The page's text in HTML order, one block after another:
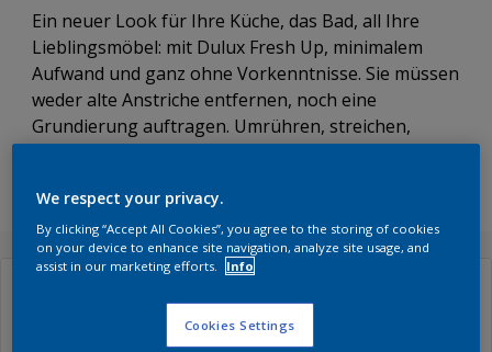
Ein neuer Look für Ihre Küche, das Bad, all Ihre
Lieblingsmöbel: mit Dulux Fresh Up, minimalem
Aufwand und ganz ohne Vorkenntnisse. Sie müssen
weder alte Anstriche entfernen, noch eine
Grundierung auftragen. Umrühren, streichen,
We respect your privacy.
By clicking “Accept All Cookies”, you agree to the storing of cookies
on your device to enhance site navigation, analyze site usage, and
assist in our marketing efforts.
Info
Cookies Settings